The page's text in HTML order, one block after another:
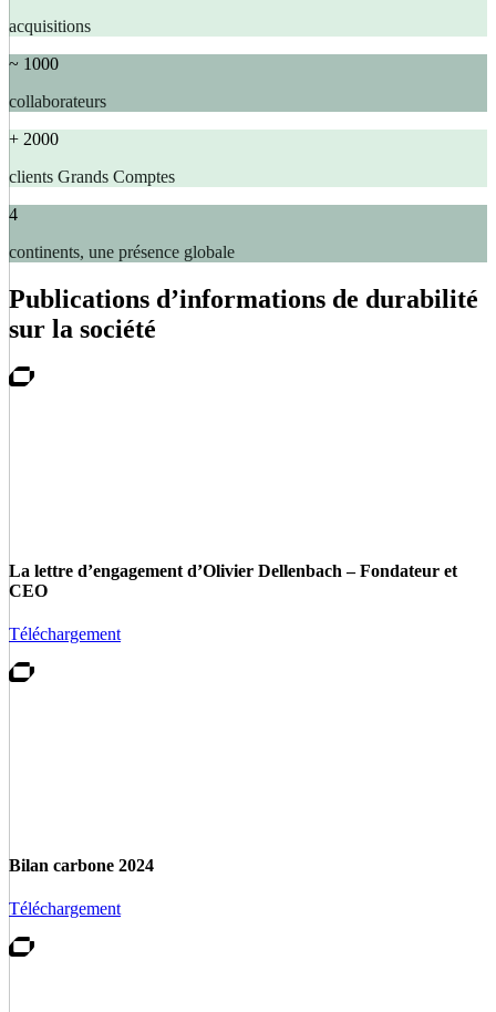
acquisitions
~ 1000
collaborateurs
+ 2000
clients Grands Comptes
4
continents, une présence globale
Publications d’informations de durabilité
sur la société
La lettre d’engagement d’Olivier Dellenbach – Fondateur et
CEO
Téléchargement
Bilan carbone 2024
Téléchargement